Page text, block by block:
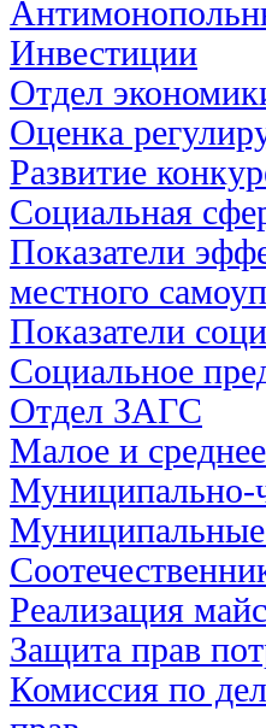
Инвестиции
Отдел
Оценка
Развитие
Социальная
Показатели
местного
Показатели
Социальное
Отдел ЗАГС
Малое и
Муниципально-
Реализация
Защита прав
Комиссия по